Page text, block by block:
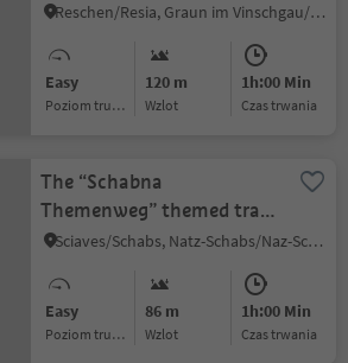
Reschen/Resia, Graun im Vinschgau/Curon Venosta, Vinschgau/Val Venosta
Easy
Poziom trudności
120 m
Wzlot
1h:00 Min
czas trwania
The “Schabna
Themenweg” themed trail
- for those interested in
Sciaves/Schabs, Natz-Schabs/Naz-Sciaves, Brixen/Bressanone and environs
Easy
Poziom trudności
86 m
Wzlot
1h:00 Min
czas trwania